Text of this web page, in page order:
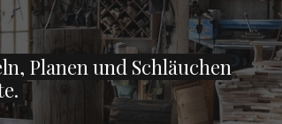
Planen und Schläuchen